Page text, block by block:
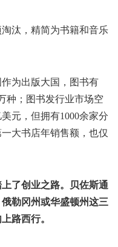
汰，精简为书籍和音乐
为出版大国，图书有
种；图书发行业市场空
元，但拥有1000余家分
大书店年销售额，也仅
了创业之路。贝佐斯通
勒冈州或华盛顿州这三
路西行。